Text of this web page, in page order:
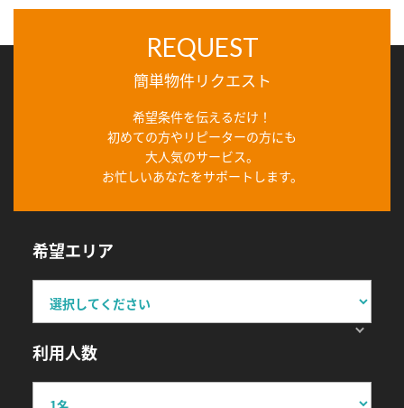
REQUEST
簡単物件リクエスト
希望条件を伝えるだけ！
初めての方やリピーターの方にも
大人気のサービス。
お忙しいあなたをサポートします。
希望エリア
利用人数